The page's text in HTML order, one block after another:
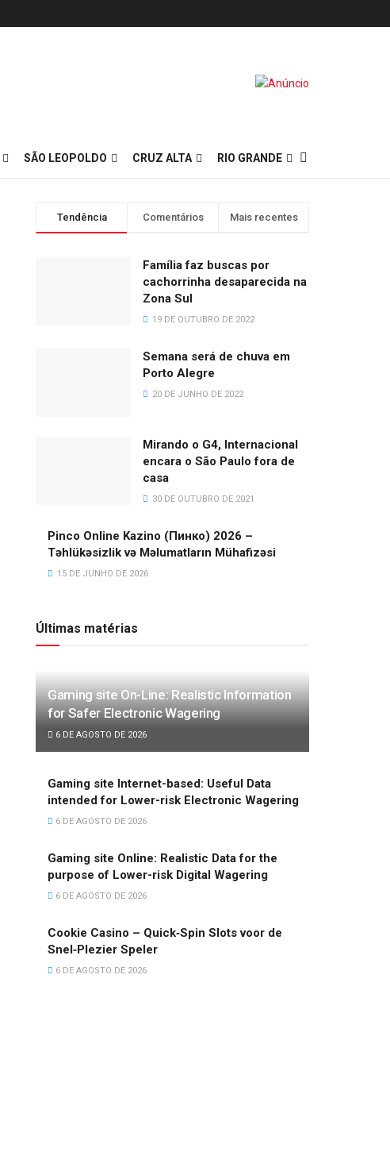
SÃO LEOPOLDO CRUZ ALTA RIO GRANDE
Tendência Comentários Mais recentes
Família faz buscas por
cachorrinha desaparecida na
Zona Sul
19 DE OUTUBRO DE 2022
Semana será de chuva em
Porto Alegre
20 DE JUNHO DE 2022
Mirando o G4, Internacional
encara o São Paulo fora de
casa
30 DE OUTUBRO DE 2021
Pinco Online Kazino (Пинко) 2026 –
Təhlükəsizlik və Məlumatların Mühafizəsi
15 DE JUNHO DE 2026
Últimas matérias
Gaming site On-Line: Realistic Information
for Safer Electronic Wagering
6 DE AGOSTO DE 2026
Gaming site Internet-based: Useful Data
intended for Lower-risk Electronic Wagering
6 DE AGOSTO DE 2026
Gaming site Online: Realistic Data for the
purpose of Lower-risk Digital Wagering
6 DE AGOSTO DE 2026
Cookie Casino – Quick‑Spin Slots voor de
Snel‑Plezier Speler
6 DE AGOSTO DE 2026